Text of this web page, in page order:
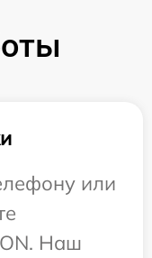
или
Наш